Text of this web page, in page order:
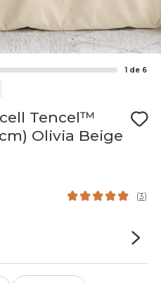
1 de 6
Tencel™
Olivia Beige
(3)